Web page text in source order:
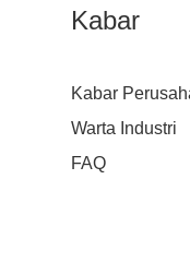
Kabar
Kabar
Warta Industri
FAQ